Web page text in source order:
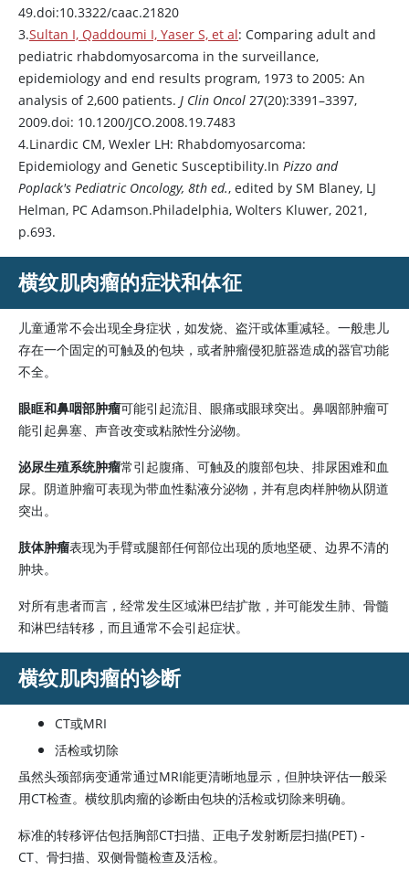
49.doi:10.3322/caac.21820
3.Sultan I, Qaddoumi I, Yaser S, et al: Comparing adult and
pediatric rhabdomyosarcoma in the surveillance,
epidemiology and end results program, 1973 to 2005: An
analysis of 2,600 patients. J Clin Oncol 27(20):3391–3397,
2009.doi: 10.1200/JCO.2008.19.7483
4.Linardic CM, Wexler LH: Rhabdomyosarcoma:
Epidemiology and Genetic Susceptibility.In Pizzo and
Poplack's Pediatric Oncology, 8th ed., edited by SM Blaney, LJ
Helman, PC Adamson.Philadelphia, Wolters Kluwer, 2021,
p.693.
横纹肌肉瘤的症状和体征
儿童通常不会出现全身症状，如发烧、盗汗或体重减轻。一般患儿
存在一个固定的可触及的包块，或者肿瘤侵犯脏器造成的器官功能
不全。
眼眶和鼻咽部肿瘤可能引起流泪、眼痛或眼球突出。鼻咽部肿瘤可
能引起鼻塞、声音改变或粘脓性分泌物。
泌尿生殖系统肿瘤常引起腹痛、可触及的腹部包块、排尿困难和血
尿。阴道肿瘤可表现为带血性黏液分泌物，并有息肉样肿物从阴道
突出。
肢体肿瘤表现为手臂或腿部任何部位出现的质地坚硬、边界不清的
肿块。
对所有患者而言，经常发生区域淋巴结扩散，并可能发生肺、骨髓
和淋巴结转移，而且通常不会引起症状。
横纹肌肉瘤的诊断
CT或MRI
活检或切除
虽然头颈部病变通常通过MRI能更清晰地显示，但肿块评估一般采
用CT检查。横纹肌肉瘤的诊断由包块的活检或切除来明确。
标准的转移评估包括胸部CT扫描、正电子发射断层扫描(PET) -
CT、骨扫描、双侧骨髓检查及活检。